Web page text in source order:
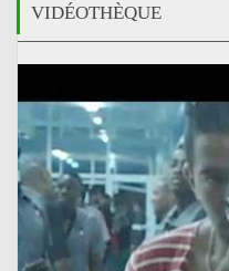
VIDÉOTHÈQUE